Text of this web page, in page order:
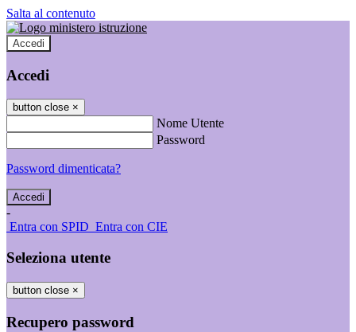
Salta al contenuto
Accedi
Accedi
button close ×
Nome Utente
Password
Password dimenticata?
-
Entra con SPID Entra con CIE
Seleziona utente
button close ×
Recupero password